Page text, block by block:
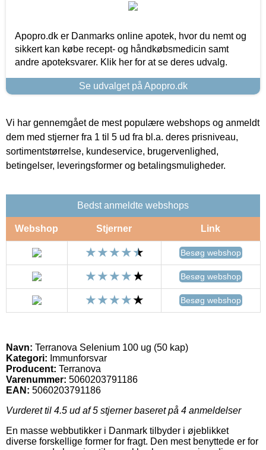
Apopro.dk er Danmarks online apotek, hvor du nemt og
sikkert kan købe recept- og håndkøbsmedicin samt
andre apoteksvarer. Klik her for at se deres udvalg.
Se udvalget på Apopro.dk
Vi har gennemgået de mest populære webshops og anmeldt
dem med stjerner fra 1 til 5 ud fra bl.a. deres prisniveau,
sortimentstørrelse, kundeservice, brugervenlighed,
betingelser, leveringsformer og betalingsmuligheder.
Bedst anmeldte webshops
Webshop Stjerner Link
Besøg webshop
Besøg webshop
Besøg webshop
Navn: Terranova Selenium 100 ug (50 kap)
Kategori: Immunforsvar
Producent: Terranova
Varenummer: 5060203791186
EAN: 5060203791186
Vurderet til 4.5 ud af 5 stjerner baseret på 4 anmeldelser
En masse webbutikker i Danmark tilbyder i øjeblikket
diverse forskellige former for fragt. Den mest benyttede er for